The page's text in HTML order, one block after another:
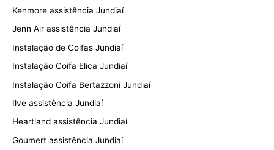
Kenmore assistência Jundiaí
Jenn Air assistência Jundiaí
Instalação de Coifas Jundiaí
Instalação Coifa Elica Jundiaí
Instalação Coifa Bertazzoni Jundiaí
Ilve assistência Jundiaí
Heartland assistência Jundiaí
Goumert assistência Jundiaí